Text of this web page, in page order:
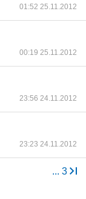
01:52 25.11.2012
00:19 25.11.2012
23:56 24.11.2012
23:23 24.11.2012
... 3